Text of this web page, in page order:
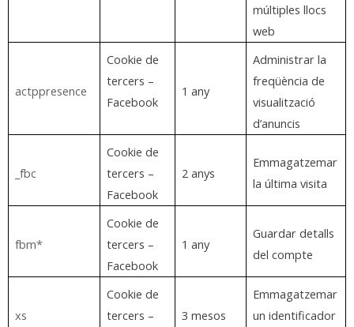
múltiples llocs
web
actppresence
Cookie de
tercers –
Facebook
1 any
Administrar la
freqüència de
visualització
d’anuncis
_fbc
Cookie de
tercers –
Facebook
2 anys
Emmagatzemar
la última visita
fbm*
Cookie de
tercers –
Facebook
1 any
Guardar detalls
del compte
xs
Cookie de
tercers –
3 mesos
Emmagatzemar
un identificador